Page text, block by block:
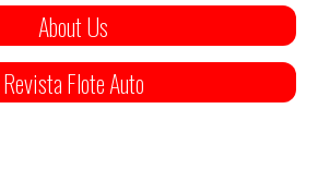
About Us
Revista Flote Auto